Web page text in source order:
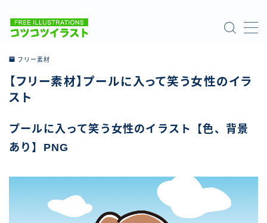
ホーム
お問い合わせ
フリー素材
【フリー素材】プールに入って笑う女性のイラ
スト
プールに入って笑う女性のイラスト【色、背景
あり】PNG